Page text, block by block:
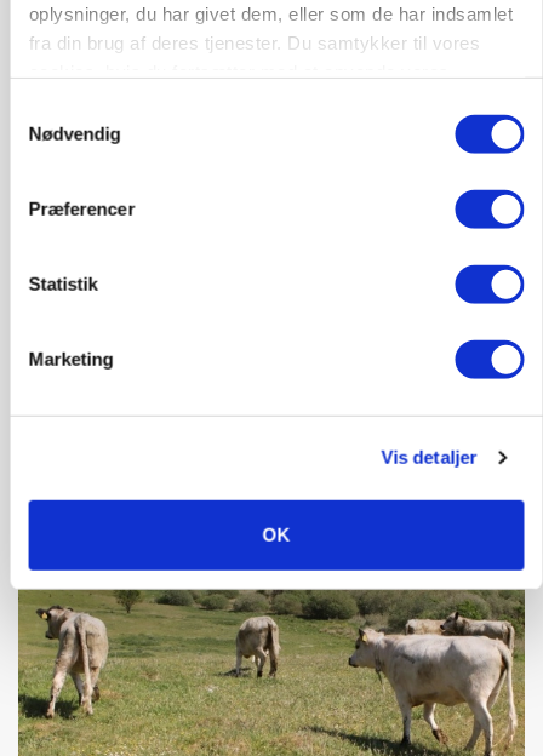
oplysninger, du har givet dem, eller som de har indsamlet
fra din brug af deres tjenester. Du samtykker til vores
Nødvendig
Præferencer
Statistik
Marketing
Vis detaljer
OK
Annonce
Loading...
Folketinget behandler ny gødskningslov: Sådan